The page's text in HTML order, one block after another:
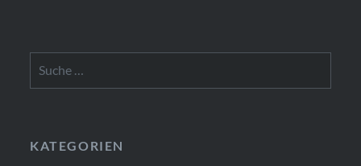
nach:
KATEGORIEN